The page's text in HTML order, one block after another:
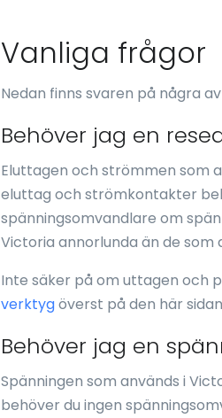
Vanliga frågor
Nedan finns svaren på några
Behöver jag en
Eluttagen och strömmen som
eluttag och strömkontakter
spänningsomvandlare om
Victoria annorlunda än de som
Inte säker på om uttagen och
verktygöverst på den här
Behöver jag en
Spänningen som används i
behöver du ingen